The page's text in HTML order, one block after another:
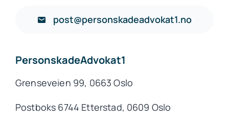
post@personskadeadvokat1.no
PersonskadeAdvokat1
Grenseveien 99, 0663 Oslo
Postboks 6744 Etterstad, 0609 Oslo